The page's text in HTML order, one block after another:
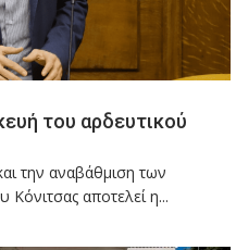
του αρδευτικού
την αναβάθμιση των
αποτελεί η...